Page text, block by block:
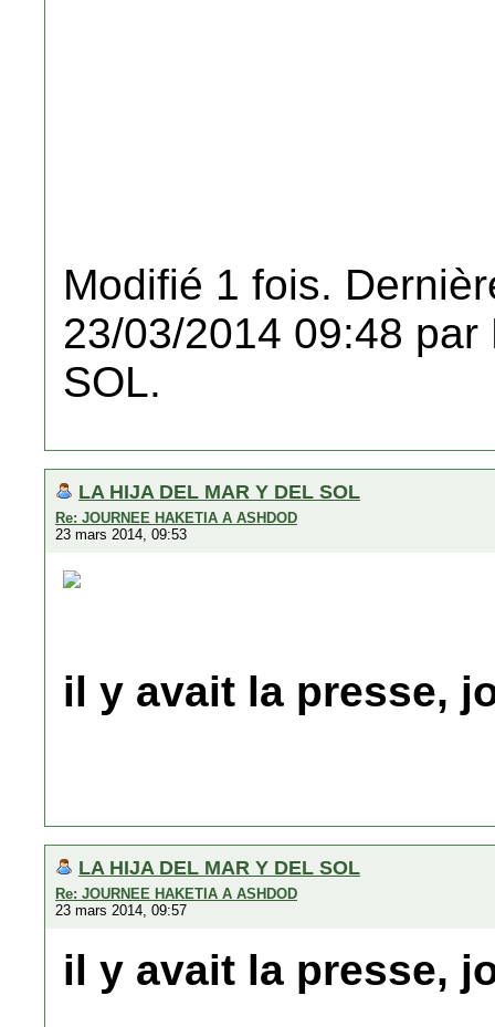
Modifié 1 fois.
23/03/2014 09:48 par
SOL.
LA HIJA DEL MAR Y DEL SOL
Re: JOURNEE HAKETIA A ASHDOD
23 mars 2014, 09:53
il y avait la presse,
LA HIJA DEL MAR Y DEL SOL
Re: JOURNEE HAKETIA A ASHDOD
23 mars 2014, 09:57
il y avait la presse,